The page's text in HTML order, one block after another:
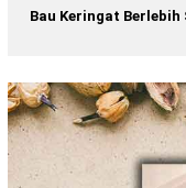
Bau Keringat Berlebih